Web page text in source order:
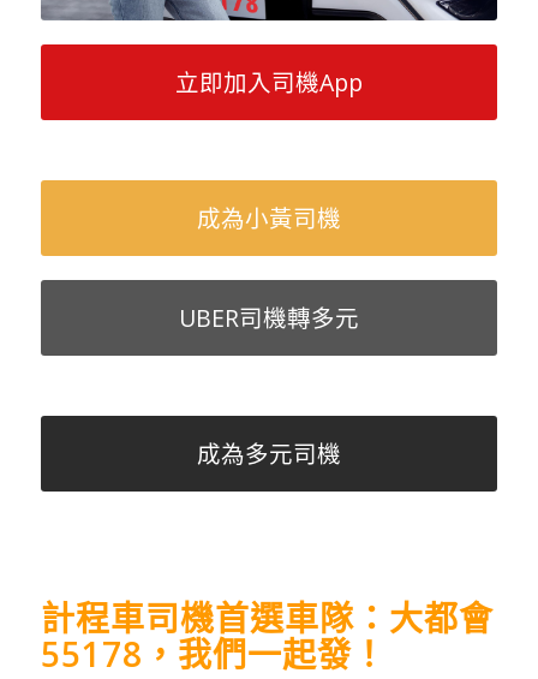
立即加入司機App
成為小黃司機
UBER司機轉多元
成為多元司機
計程車司機首選車隊：大都會
55178，我們一起發！